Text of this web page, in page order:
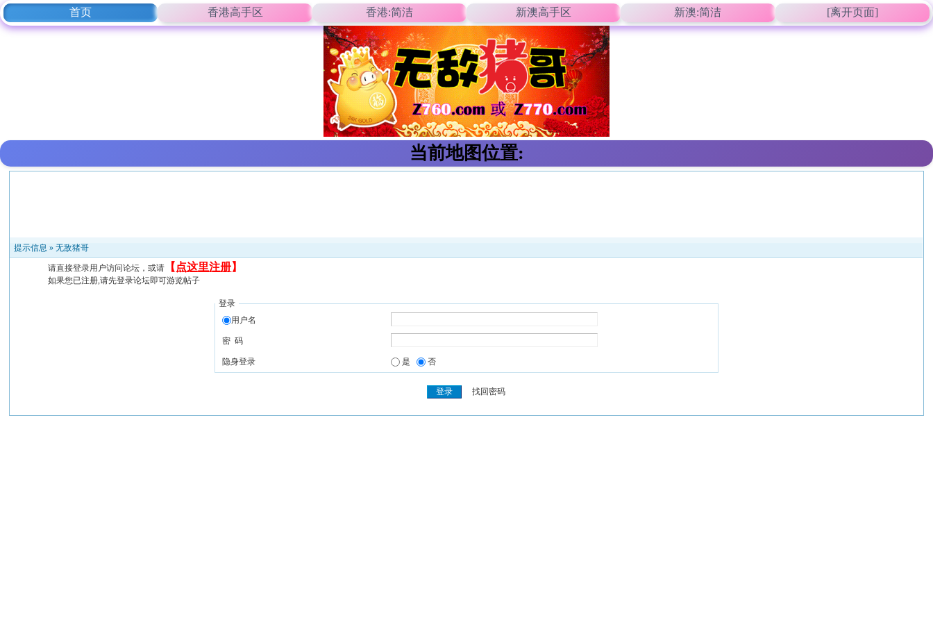
首页 香港高手区 香港:简洁 新澳高手区 新澳:简洁 [离开页面]
当前地图位置:
提示信息 »无敌猪哥
请直接登录用户访问论坛，或请 【 点这里注册】
如果您已注册,请先登录论坛即可游览帖子
登录
用户名
密 码
隐身登录 是 否
找回密码